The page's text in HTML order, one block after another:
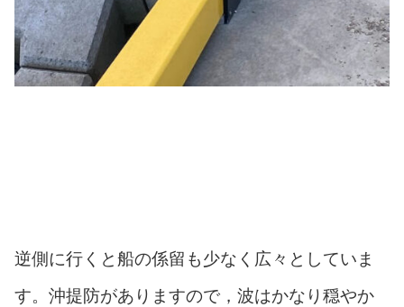
逆側に行くと船の係留も少なく広々としていま
す。沖提防がありますので，波はかなり穏やか